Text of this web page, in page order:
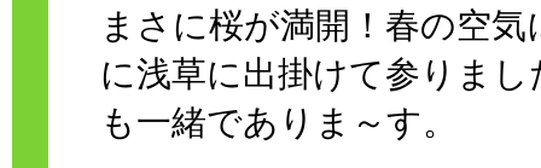
まさに桜が満開！春の空
に浅草に出掛けて参りま
も一緒でありま～す。